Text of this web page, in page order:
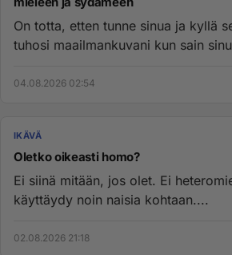
On totta, etten tunne sinua ja kyllä
tuhosi maailmankuvani kun sain
04.08.2026 02:54
IKÄVÄ
Oletko oikeasti homo?
Ei siinä mitään, jos olet. Ei
käyttäydy noin naisia kohtaan....
02.08.2026 21:18